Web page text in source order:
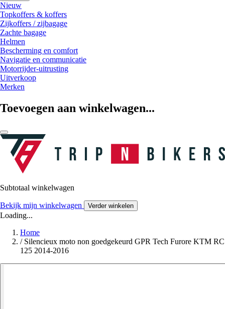
Nieuw
Topkoffers & koffers
Zijkoffers / zijbagage
Zachte bagage
Helmen
Bescherming en comfort
Navigatie en communicatie
Motorrijder-uitrusting
Uitverkoop
Merken
Toevoegen aan winkelwagen...
Subtotaal winkelwagen
Bekijk mijn winkelwagen Verder winkelen
Loading...
Home
/ Silencieux moto non goedgekeurd GPR Tech Furore KTM RC
125 2014-2016